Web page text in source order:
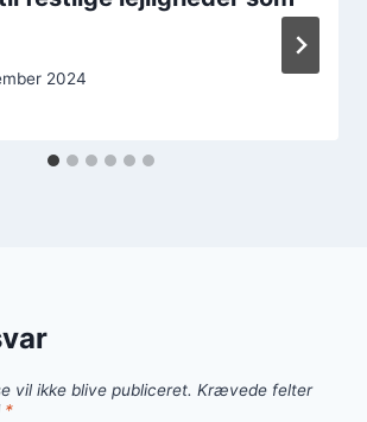
2024
vil ikke blive publiceret. Krævede felter
*